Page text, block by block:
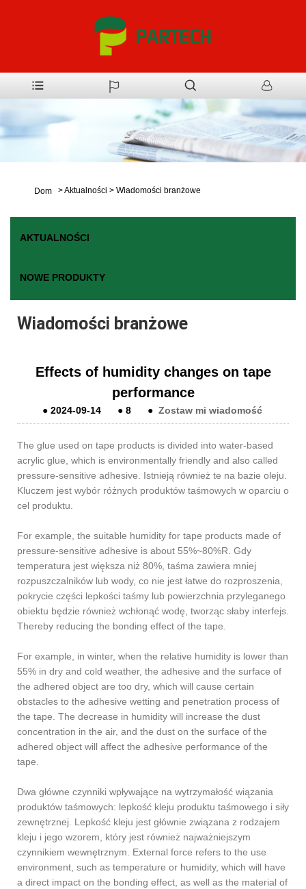
Dom >Aktualności > Wiadomości branżowe
AKTUALNOŚCI
NOWE PRODUKTY
Wiadomości branżowe
Effects of humidity changes on tape
performance
●2024-09-14 ●8 ● Zostaw mi wiadomość
The glue used on tape products is divided into water-based
acrylic glue, which is environmentally friendly and also called
pressure-sensitive adhesive. Istnieją również te na bazie oleju.
Kluczem jest wybór różnych produktów taśmowych w oparciu o
cel produktu.
For example, the suitable humidity for tape products made of
pressure-sensitive adhesive is about 55%~80%R. Gdy
temperatura jest większa niż 80%, taśma zawiera mniej
rozpuszczalników lub wody, co nie jest łatwe do rozproszenia,
pokrycie części lepkości taśmy lub powierzchnia przyleganego
obiektu będzie również wchłonąć wodę, tworząc słaby interfejs.
Thereby reducing the bonding effect of the tape.
For example, in winter, when the relative humidity is lower than
55% in dry and cold weather, the adhesive and the surface of
the adhered object are too dry, which will cause certain
obstacles to the adhesive wetting and penetration process of
the tape. The decrease in humidity will increase the dust
concentration in the air, and the dust on the surface of the
adhered object will affect the adhesive performance of the
tape.
Dwa główne czynniki wpływające na wytrzymałość wiązania
produktów taśmowych: lepkość kleju produktu taśmowego i siły
zewnętrznej. Lepkość kleju jest głównie związana z rodzajem
kleju i jego wzorem, który jest również najważniejszym
czynnikiem wewnętrznym. External force refers to the use
environment, such as temperature or humidity, which will have
a direct impact on the bonding effect, as well as the material of